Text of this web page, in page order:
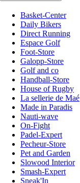
Basket-Center
Daily Bikers
Direct Running
Espace Golf
Foot-Store
Galopp-Store
Golf and co
Handball-Store
House of Rugby
La sellerie de Maé
Made in Paradis
Nauti-wave
On-Fight
Padel-Expert
Pecheur-Store
Pet and Garden
Slowood Interior
Smash-Expert
Sneak'In